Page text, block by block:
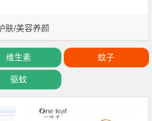
肤/美容养颜
维生素 蚊子
驱蚊